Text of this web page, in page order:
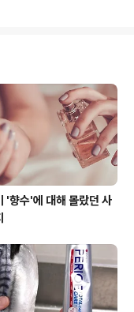
다.
먹
짐
'향수'에 대해 몰랐던 사